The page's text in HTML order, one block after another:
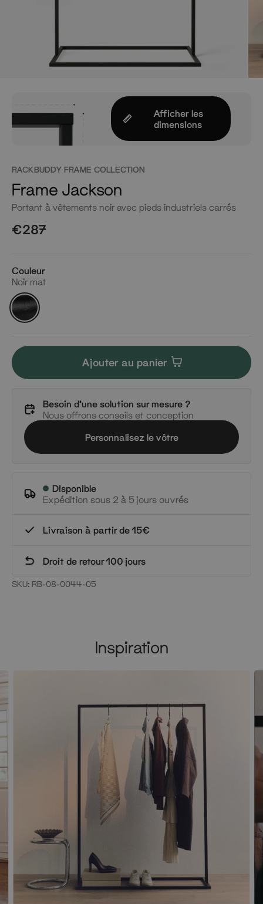
Afficher les
dimensions
RACKBUDDY FRAME COLLECTION
Frame Jackson
Portant à vêtements noir avec pieds industriels carrés
€287
Couleur
Noir mat
Noir
mat
Ajouter au panier
Besoin d'une solution sur mesure ?
Nous offrons conseils et conception
Personnalisez le vôtre
Disponible
Expédition sous 2 à 5 jours ouvrés
Livraison à partir de 15€
Droit de retour 100 jours
SKU: RB-08-0044-05
Inspiration